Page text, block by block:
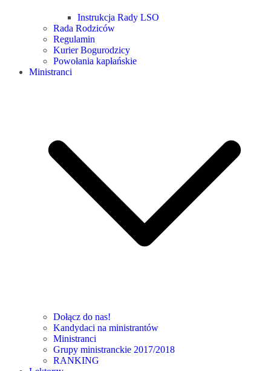
Instrukcja Rady LSO
Rada Rodziców
Regulamin
Kurier Bogurodzicy
Powołania kapłańskie
Ministranci
Dołącz do nas!
Kandydaci na ministrantów
Ministranci
Grupy ministranckie 2017/2018
RANKING